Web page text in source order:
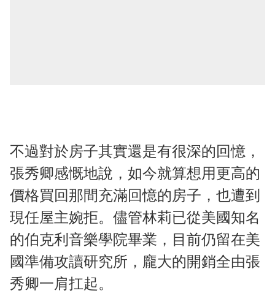
不過對於房子其實還是有很深的回憶，
張秀卿感慨地說，如今就算想用更高的
價格買回那間充滿回憶的房子，也遭到
現任屋主婉拒。儘管林莉已從美國知名
的伯克利音樂學院畢業，目前仍留在美
國準備攻讀研究所，龐大的開銷全由張
秀卿一肩扛起。